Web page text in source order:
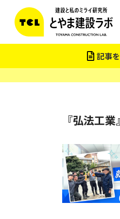
記事
『弘法工